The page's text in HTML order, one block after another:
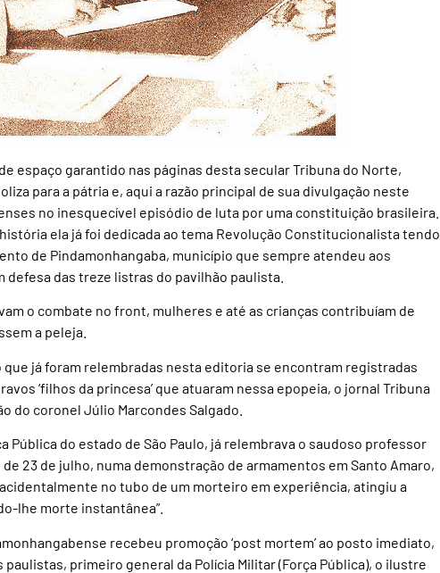
espaço garantido nas páginas desta secular Tribuna do Norte,
para a pátria e, aqui a razão principal de sua divulgação neste
no inesquecível episódio de luta por uma constituição brasileira.
ela já foi dedicada ao tema Revolução Constitucionalista tendo
de Pindamonhangaba, município que sempre atendeu aos
das treze listras do pavilhão paulista.
o combate no front, mulheres e até as crianças contribuíam de
a peleja.
já foram relembradas nesta editoria se encontram registradas
‘filhos da princesa’ que atuaram nessa epopeia, o jornal Tribuna
do coronel Júlio Marcondes Salgado.
Pública do estado de São Paulo, já relembrava o saudoso professor
23 de julho, numa demonstração de armamentos em Santo Amaro,
no tubo de um morteiro em experiência, atingiu a
lhe morte instantânea”.
recebeu promoção ‘post mortem’ ao posto imediato,
primeiro general da Polícia Militar (Força Pública), o ilustre